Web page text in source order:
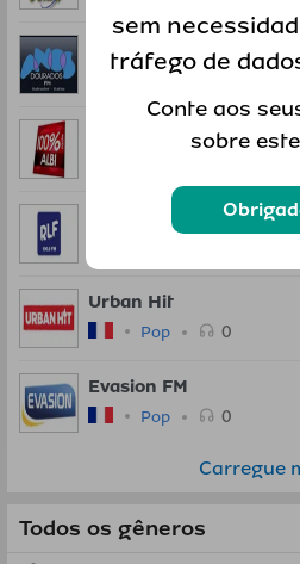
Anos Dourados FM
Pop
100percent Radio
Urban Hit
Pop 0
Evasion FM
Pop 0
Carregue
Todos os gêneros
sem
tráfego de
Conte aos
sobre